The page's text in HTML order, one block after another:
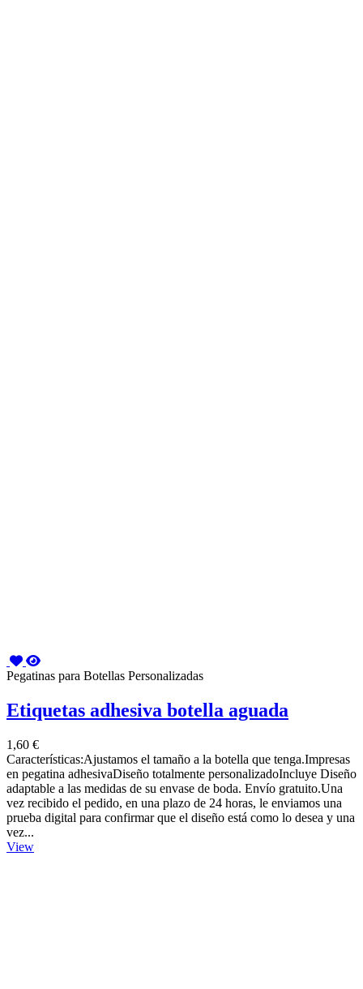
Pegatinas para Botellas Personalizadas
Etiquetas adhesiva botella aguada
1,60 €
Características:Ajustamos el tamaño a la botella que tenga.Impresas
en pegatina adhesivaDiseño totalmente personalizadoIncluye Diseño
adaptable a las medidas de su envase de boda. Envío gratuito.Una
vez recibido el pedido, en una plazo de 24 horas, le enviamos una
prueba digital para confirmar que el diseño está como lo desea y una
vez...
View